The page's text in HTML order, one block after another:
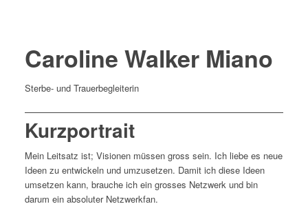
Caroline Walker Miano
Sterbe- und Trauerbegleiterin
Kurzportrait
Mein Leitsatz ist; Visionen müssen gross sein. Ich liebe es neue
Ideen zu entwickeln und umzusetzen. Damit ich diese Ideen
umsetzen kann, brauche ich ein grosses Netzwerk und bin
darum ein absoluter Netzwerkfan.